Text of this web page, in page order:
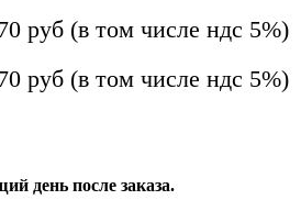
руб (в том числе ндс 5%)
руб (в том числе ндс 5%)
день после заказа.